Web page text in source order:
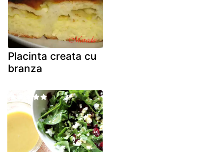
Placinta creata cu
branza